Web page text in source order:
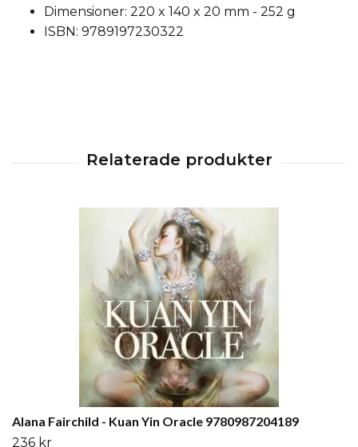
Dimensioner: 220 x 140 x 20 mm - 252 g
ISBN: 9789197230322
Alana Fairchild - Kuan Yin Oracle 9780987204189
236 kr